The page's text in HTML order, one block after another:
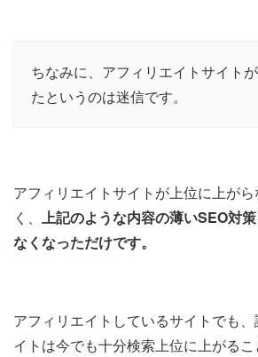
ちなみに、アフィリエイトサイト
たというのは迷信です。
アフィリエイトサイトが上位に上が
く、 上記のような内容の薄いSEO対
なくなっただけです。
アフィリエイトしているサイトでも
イトは今でも十分検索上位に上がるこ